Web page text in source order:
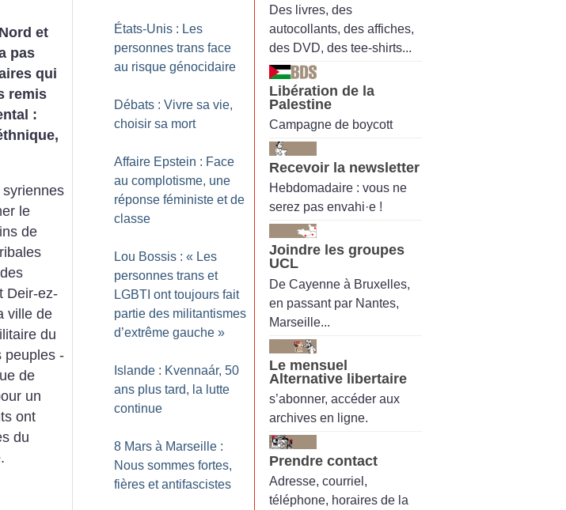
et
pas
qui
remis
:
le
de
Deir-ez-
ville de
du
peuples
de
un
ont
du
États-Unis : Les
personnes trans face
au risque génocidaire
Débats : Vivre sa vie,
choisir sa mort
Affaire Epstein : Face
au complotisme, une
réponse féministe et de
classe
Lou Bossis : « Les
personnes trans et
LGBTI ont toujours fait
partie des militantismes
d’extrême gauche »
Islande : Kvennaár, 50
ans plus tard, la lutte
continue
8 Mars à Marseille :
Nous sommes fortes,
fières et antifascistes
Des livres, des
autocollants, des affiches,
des DVD, des tee-shirts...
Libération de la
Palestine
Campagne de boycott
Recevoir la newsletter
Hebdomadaire : vous ne
serez pas envahi·e !
Joindre les groupes
UCL
De Cayenne à Bruxelles,
en passant par Nantes,
Marseille...
Le mensuel
Alternative libertaire
s’abonner, accéder aux
archives en ligne.
Prendre contact
Adresse, courriel,
téléphone, horaires de la